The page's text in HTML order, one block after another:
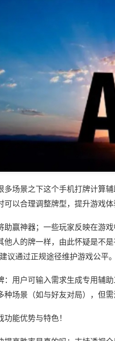
多场景之下这个手机打牌计算
可以合理调整牌型，提升游戏
助赢神器；一些玩家反映在游
他人的牌一样，由此怀疑是不
议通过正规途径维护游戏公平。
：用户可输入需求生成专用辅
种场景（如与好友对局），但
能优势与特色！